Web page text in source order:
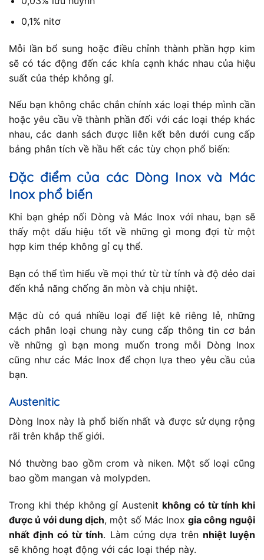
0,1% nitơ
Mỗi lần bổ sung hoặc điều chỉnh thành phần hợp kim
sẽ có tác động đến các khía cạnh khác nhau của hiệu
suất của thép không gỉ.
Nếu bạn không chắc chắn chính xác loại thép mình cần
hoặc yêu cầu về thành phần đối với các loại thép khác
nhau, các danh sách được liên kết bên dưới cung cấp
bảng phân tích về hầu hết các tùy chọn phổ biến:
Đặc điểm của các Dòng Inox và Mác
Inox phổ biến
Khi bạn ghép nối Dòng và Mác Inox với nhau, bạn sẽ
thấy một dấu hiệu tốt về những gì mong đợi từ một
hợp kim thép không gỉ cụ thể.
Bạn có thể tìm hiểu về mọi thứ từ từ tính và độ dẻo dai
đến khả năng chống ăn mòn và chịu nhiệt.
Mặc dù có quá nhiều loại để liệt kê riêng lẻ, những
cách phân loại chung này cung cấp thông tin cơ bản
về những gì bạn mong muốn trong mỗi Dòng Inox
cũng như các Mác Inox để chọn lựa theo yêu cầu của
bạn.
Austenitic
Dòng Inox này là phổ biến nhất và được sử dụng rộng
rãi trên khắp thế giới.
Nó thường bao gồm crom và niken. Một số loại cũng
bao gồm mangan và molypden.
Trong khi thép không gỉ Austenit không có từ tính khi
được ủ với dung dịch, một số Mác Inox gia công nguội
nhất định có từ tính. Làm cứng dựa trên nhiệt luyện
sẽ không hoạt động với các loại thép này.